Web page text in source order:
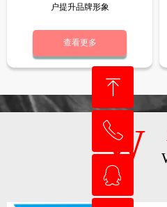
W
户提升品牌形象
查看更多
ꁸ
回到顶部
ꂅ
18171233093
ꁗ